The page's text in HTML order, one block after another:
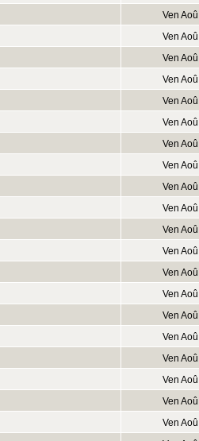
Ven
Ven
Ven
Ven
Ven
Ven
Ven
Ven
Ven
Ven
Ven
Ven
Ven
Ven
Ven
Ven
Ven
Ven
Ven
Ven